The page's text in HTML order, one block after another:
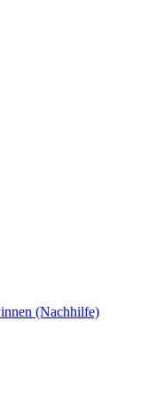
(Nachhilfe)